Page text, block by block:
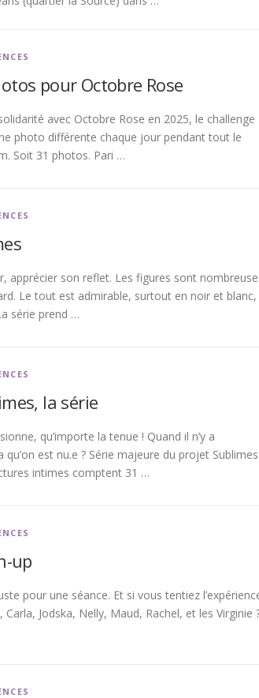
pour Octobre Rose
avec Octobre Rose en 2025, le challenge
photo différente chaque jour pendant tout le
Soit 31 photos. Pari …
apprécier son reflet. Les figures sont
Le tout est admirable, surtout en noir et blanc,
série prend …
la série
qu’importe la tenue ! Quand il n’y a
qu’on est nu.e ? Série majeure du projet Sublimes
intimes comptent 31 …
up
pour une séance. Et si vous tentiez
Jodska, Nelly, Maud, Rachel, et les Virginie